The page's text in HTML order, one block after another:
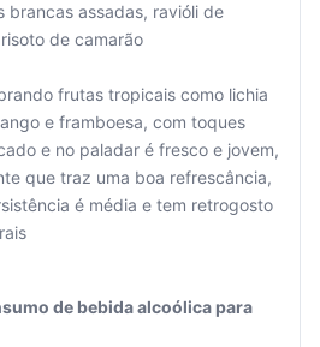
brancas assadas, ravióli de
de camarão
frutas tropicais como lichia
e framboesa, com toques
e no paladar é fresco e jovem,
que traz uma boa refrescância,
é média e tem retrogosto
de bebida alcoólica para